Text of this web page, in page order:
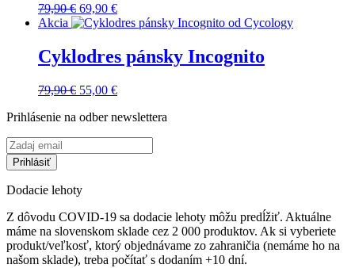
79,90€ Pôvodná
cena
79,90 €.
69,90 €Aktuálna
cena
69,90 €.
Akcia
Cyklodres pánsky Incognito
79,90€ Pôvodná
bola:
55,00 €Aktuálna
je:
Prihlásenie na odber newslettera
Dodacie lehoty
Z dôvodu COVID-19 sa dodacie lehoty môžu predĺžiť. Aktuálne
máme na slovenskom sklade cez 2 000 produktov. Ak si vyberiete
produkt/veľkosť, ktorý objednávame zo zahraničia (nemáme ho na
našom sklade), treba počítať s dodaním +10 dní.